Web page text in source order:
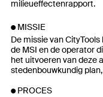
milieueffectenrapport.
MISSIE
De missie van
de MSI en de operator
het uitvoeren van deze
stedenbouwkundig
PROCES